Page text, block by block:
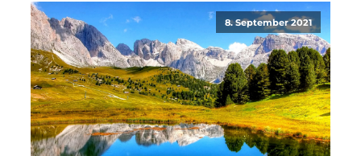
8. September 2021